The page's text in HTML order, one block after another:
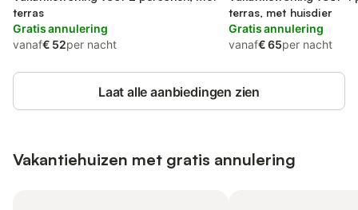
terras
Gratis annulering
vanaf€ 52per nacht
terras, met huisdier
Gratis annulering
vanaf€ 65per nacht
Laat alle aanbiedingen zien
Vakantiehuizen met gratis annulering